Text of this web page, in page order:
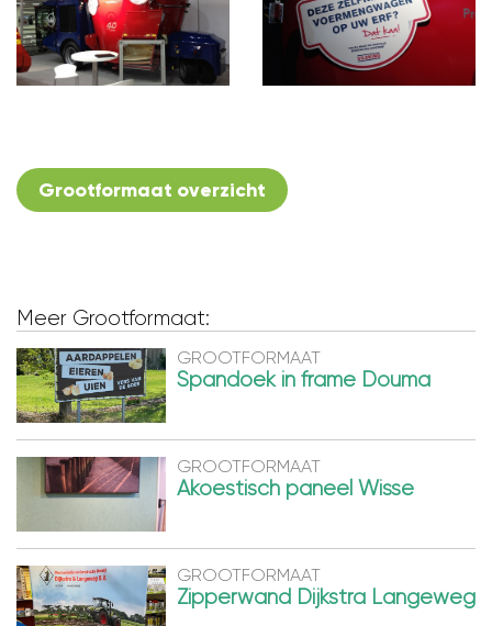
Grootformaat overzicht
Meer Grootformaat:
GROOTFORMAAT
Spandoek in frame Douma
GROOTFORMAAT
Akoestisch paneel Wisse
GROOTFORMAAT
Zipperwand Dijkstra Langeweg